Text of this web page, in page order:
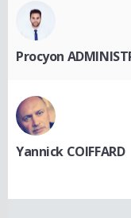
Procyon
Yannick COIFFARD